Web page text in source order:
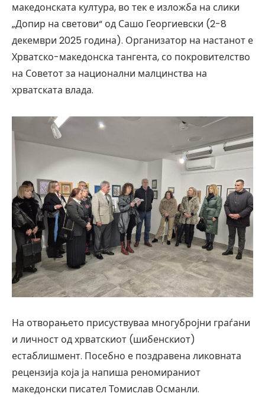
македонската култура, во тек е изложба на слики
„Допир на светови“ од Сашо Георгиевски (2-8
декември 2025 година). Организатор на настанот е
Хрватско-македонска тангента, со покровителство
на Советот за национални малцинства на
хрватската влада.
На отворањето присуствуваа многубројни граѓани
и личност од хрватскиот (шибенскиот)
естаблишмент. Посебно е поздравена ликовната
рецензија која ја напиша реномираниот
македонски писател Томислав Османли.